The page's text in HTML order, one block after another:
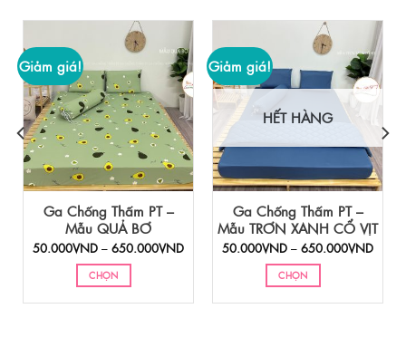
Giảm giá!
Ga Chống Thấm PT –
Mẫu QUẢ BƠ
50.000VND – 650.000VNDKhoảng
650.000VND
CHỌN
Giảm giá!
HẾT HÀNG
Ga Chống Thấm PT –
Mẫu TRƠN XANH CỔ VỊT
50.000VND – 650.000VND
CHỌN